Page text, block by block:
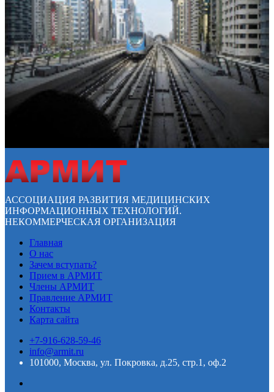
АССОЦИАЦИЯ РАЗВИТИЯ МЕДИЦИНСКИХ
ИНФОРМАЦИОННЫХ ТЕХНОЛОГИЙ.
НЕКОММЕРЧЕСКАЯ ОРГАНИЗАЦИЯ
Главная
О нас
Зачем вступать?
Прием в АРМИТ
Члены АРМИТ
Правление АРМИТ
Контакты
Карта сайта
+7-916-628-59-46
info@armit.ru
101000, Москва, ул. Покровка, д.25, стр.1, оф.2